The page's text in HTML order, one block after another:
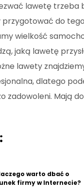
lawetę trzeba
do
wielkość
jaką lawetę
lawety
dlatego
Mają
warto dbać o
firmy w Internecie?